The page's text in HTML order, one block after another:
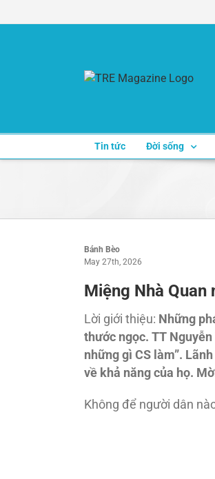
to
Tin tức Đời sống
Bánh Bèo
May 27th, 2026
Miệng Nhà
Lời giới thiệu: Những
thước ngọc. TT
những gì CS làm”.
về khả năng của họ.
Không để người dân